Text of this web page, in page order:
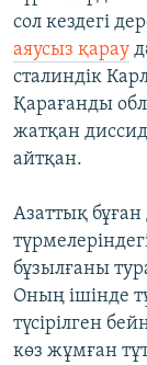
сол кездегі
аяусыз қарау
сталиндік
Қарағанды
жатқан
айтқан.
Азаттық
бұзылғаны
Оның ішінде
түсірілген
көз жұмған